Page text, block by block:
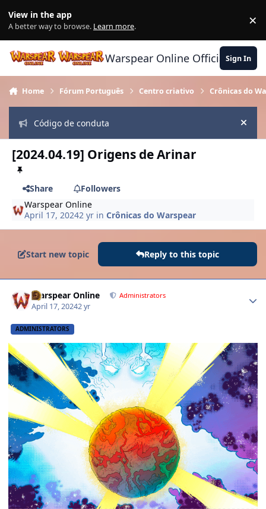
View in the app
A better way to browse. Learn more. ×
Warspear Online Official Forum
Sign In
Home Fórum Português Centro criativo Crônicas do
Código de conduta Hide
[2024.04.19] Origens de Arinar
Share
Followers
Warspear Online
April 17, 20242 yr in Crônicas do Warspear
Start new topic Reply to this topic
Warspear Online Administrators
April 17, 20242 yr
ADMINISTRATORS